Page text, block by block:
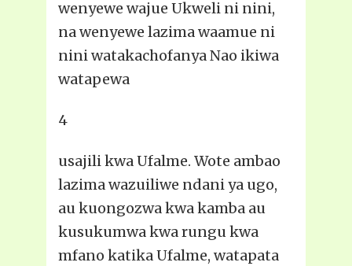
wenyewe wajue Ukweli ni nini,
na wenyewe lazima waamue ni
nini watakachofanya Nao ikiwa
watapewa
4
usajili kwa Ufalme. Wote ambao
lazima wazuiliwe ndani ya ugo,
au kuongozwa kwa kamba au
kusukumwa kwa rungu kwa
mfano katika Ufalme, watapata